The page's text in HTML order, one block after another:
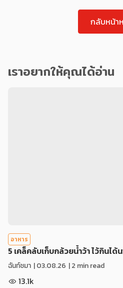
กลับหน้า
เราอยากให้คุณได้อ่าน
อาหาร
5 เคล็คลับเก็บกล้วยน้ำว้า ไว้กินได้
ฉันท์ชมา |03.08.26 | 2 min read
13.1k